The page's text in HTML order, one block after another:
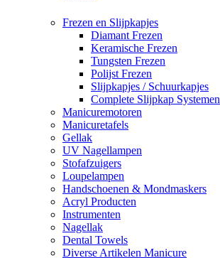
Frezen en Slijpkapjes
Diamant Frezen
Keramische Frezen
Tungsten Frezen
Polijst Frezen
Slijpkapjes / Schuurkapjes
Complete Slijpkap Systemen
Manicuremotoren
Manicuretafels
Gellak
UV Nagellampen
Stofafzuigers
Loupelampen
Handschoenen & Mondmaskers
Acryl Producten
Instrumenten
Nagellak
Dental Towels
Diverse Artikelen Manicure